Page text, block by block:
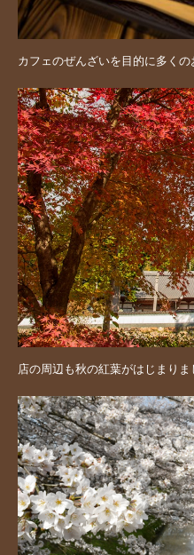
カフェのぜんざいを目的に多く
店の周辺も秋の紅葉がはじまりま